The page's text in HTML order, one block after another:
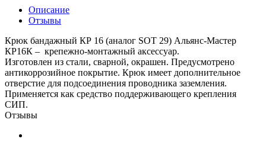
Описание
Отзывы
Крюк бандажный КР 16 (аналог SOT 29) Альянс-Мастер
КР16К – крепежно-монтажный аксессуар.
Изготовлен из стали, сварной, окрашен. Предусмотрено
антикоррозийное покрытие. Крюк имеет дополнительное
отверстие для подсоединения проводника заземления.
Применяется как средство поддерживающего крепления
СИП.
Отзывы